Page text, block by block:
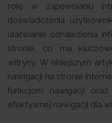
rolę w zapewnianiu
doświadczenia
ułatwianie odnalezienia
stronie, co ma
witryny. W niniejszym
nawigacji na stronie
funkcjom nawigacji
efektywnej nawigacji dla